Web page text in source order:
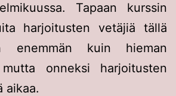
Tapaan kurssin
harjoitusten vetäjiä tällä
enemmän kuin hieman
onneksi harjoitusten
aikaa.